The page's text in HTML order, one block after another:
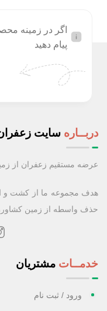
اگر در زمینه
پیام دهید
دربــاره سایت
عرضه مستقیم زعفران از
هدف مجموعه ما از کشت و
حذف واسطه از زمین
خدمــات مشتریان
ورود / ثبت نام